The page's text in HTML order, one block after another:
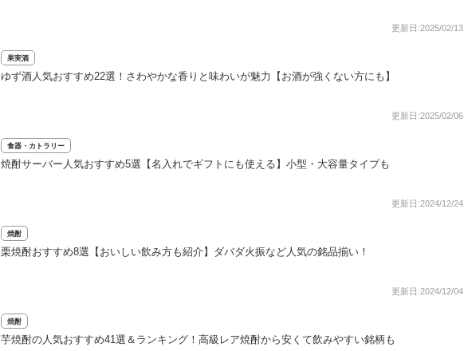
更新日:2025/02/13
果実酒
ゆず酒人気おすすめ22選！さわやかな香りと味わいが魅力【お酒が強くない方にも】
更新日:2025/02/06
食器・カトラリー
焼酎サーバー人気おすすめ5選【名入れでギフトにも使える】小型・大容量タイプも
更新日:2024/12/24
焼酎
栗焼酎おすすめ8選【おいしい飲み方も紹介】ダバダ火振など人気の銘品揃い！
更新日:2024/12/04
焼酎
芋焼酎の人気おすすめ41選＆ランキング！高級レア焼酎から安くて飲みやすい銘柄も